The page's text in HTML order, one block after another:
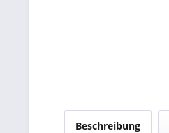
Beschreibung